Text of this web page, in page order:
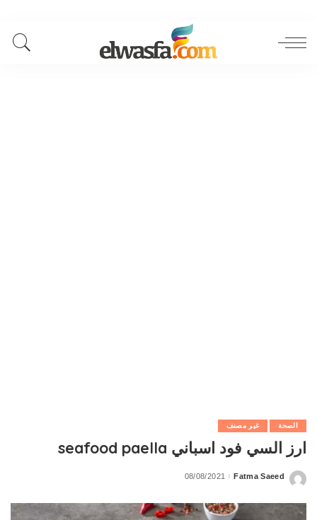
الصحة غير مصنف
ارز السي فود اسباني seafood paella
Posted
Fatma Saeed
08/08/2021